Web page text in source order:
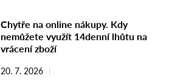
Chytře na online nákupy. Kdy
nemůžete využít 14denní lhůtu na
vrácení zboží
20. 7. 2026